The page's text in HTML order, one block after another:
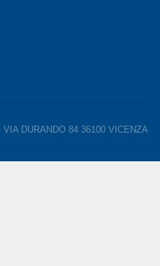
DURANDO 84 36100 VICENZA